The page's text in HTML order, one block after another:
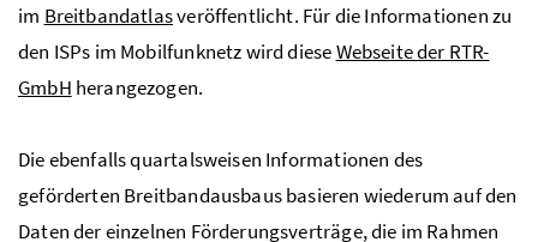
im Breitbandatlasveröffentlicht. Für die Informationen zu
den ISPs im Mobilfunknetz wird dieseWebseite der RTR-
GmbH herangezogen.
Die ebenfalls quartalsweisen Informationen des
geförderten Breitbandausbaus basieren wiederum auf den
Daten der einzelnen Förderungsverträge, die im Rahmen